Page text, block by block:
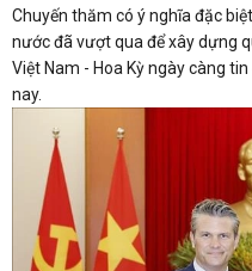
Chuyến thăm có ý nghĩa đặc
nước đã vượt qua để xây dựng
Việt Nam - Hoa Kỳ ngày càng
nay.